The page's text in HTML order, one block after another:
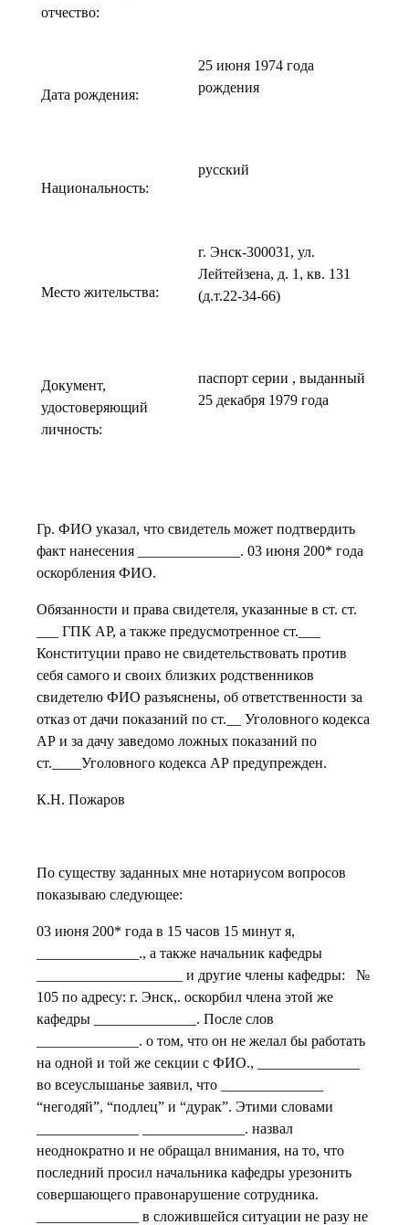
отчество:
Дата рождения:
25 июня 1974 года
рождения
Национальность:
русский
Место жительства:
г. Энск-300031, ул.
Лейтейзена, д. 1, кв. 131
(д.т.22-34-66)
Документ,
удостоверяющий
личность:
паспорт серии , выданный
25 декабря 1979 года
Гр. ФИО указал, что свидетель может подтвердить
факт нанесения ______________. 03 июня 200* года
оскорбления ФИО.
Обязанности и права свидетеля, указанные в ст. ст.
___ ГПК АР, а также предусмотренное ст.___
Конституции право не свидетельствовать против
себя самого и своих близких родственников
свидетелю ФИО разъяснены, об ответственности за
отказ от дачи показаний по ст.__ Уголовного кодекса
АР и за дачу заведомо ложных показаний по
ст.____Уголовного кодекса АР предупрежден.
К.Н. Пожаров
По существу заданных мне нотариусом вопросов
показываю следующее:
03 июня 200* года в 15 часов 15 минут я,
______________., а также начальник кафедры
____________________ и другие члены кафедры: №
105 по адресу: г. Энск,. оскорбил члена этой же
кафедры ______________. После слов
______________. о том, что он не желал бы работать
на одной и той же секции с ФИО., ______________
во всеуслышанье заявил, что ______________
“негодяй”, “подлец” и “дурак”. Этими словами
______________ ______________. назвал
неоднократно и не обращал внимания, на то, что
последний просил начальника кафедры урезонить
совершающего правонарушение сотрудника.
______________ в сложившейся ситуации не разу не